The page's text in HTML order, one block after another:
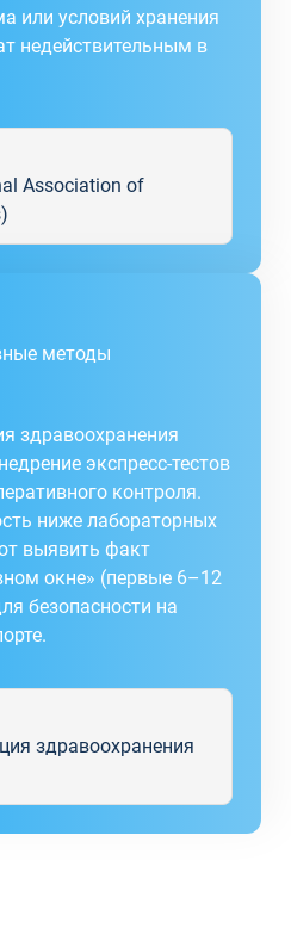
или условий хранения
недействительным в
Association of
методы
здравоохранения
экспресс-тестов
контроля.
ниже лабораторных
выявить факт
окне» (первые 6–12
безопасности на
здравоохранения